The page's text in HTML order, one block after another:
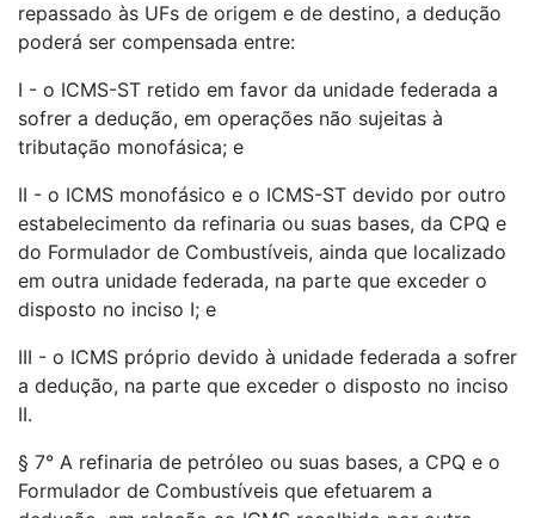
repassado às UFs de origem e de destino, a dedução
poderá ser compensada entre:
I - o ICMS-ST retido em favor da unidade federada a
sofrer a dedução, em operações não sujeitas à
tributação monofásica; e
II - o ICMS monofásico e o ICMS-ST devido por outro
estabelecimento da refinaria ou suas bases, da CPQ e
do Formulador de Combustíveis, ainda que localizado
em outra unidade federada, na parte que exceder o
disposto no inciso I; e
III - o ICMS próprio devido à unidade federada a sofrer
a dedução, na parte que exceder o disposto no inciso
II.
§ 7° A refinaria de petróleo ou suas bases, a CPQ e o
Formulador de Combustíveis que efetuarem a